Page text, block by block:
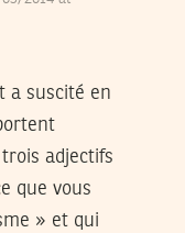
a suscité en
adjectifs
que vous
» et qui